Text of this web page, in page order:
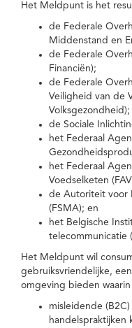
Het Meldpunt is het
de Federale
Middenstand en
de Federale
Financiën);
de Federale
Veiligheid van de
Volksgezondheid);
de Sociale
het Federaal
het Federaal
Voedselketen
de Autoriteit voor
(FSMA); en
het Belgische
telecommunicatie
Het Meldpunt wil
gebruiksvriendelijke,
omgeving bieden waarin
misleidende
handelspraktijken